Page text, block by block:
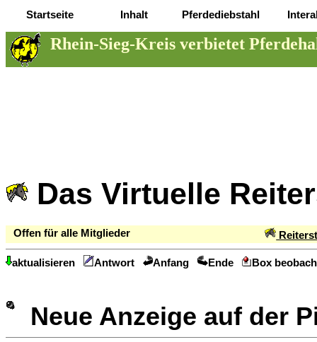
Startseite Inhalt Pferdediebstahl
Rhein-Sieg-Kreis verbietet
Das Virtuelle
Offen für alle Mitglieder
aktualisieren Antwort Anfang Ende Box
Neue Anzeige auf der